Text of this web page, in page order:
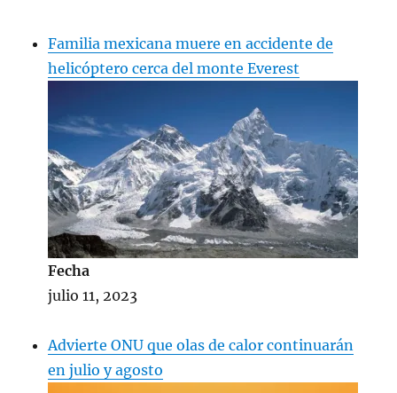
Familia mexicana muere en accidente de
helicóptero cerca del monte Everest
Fecha
julio 11, 2023
Advierte ONU que olas de calor continuarán
en julio y agosto